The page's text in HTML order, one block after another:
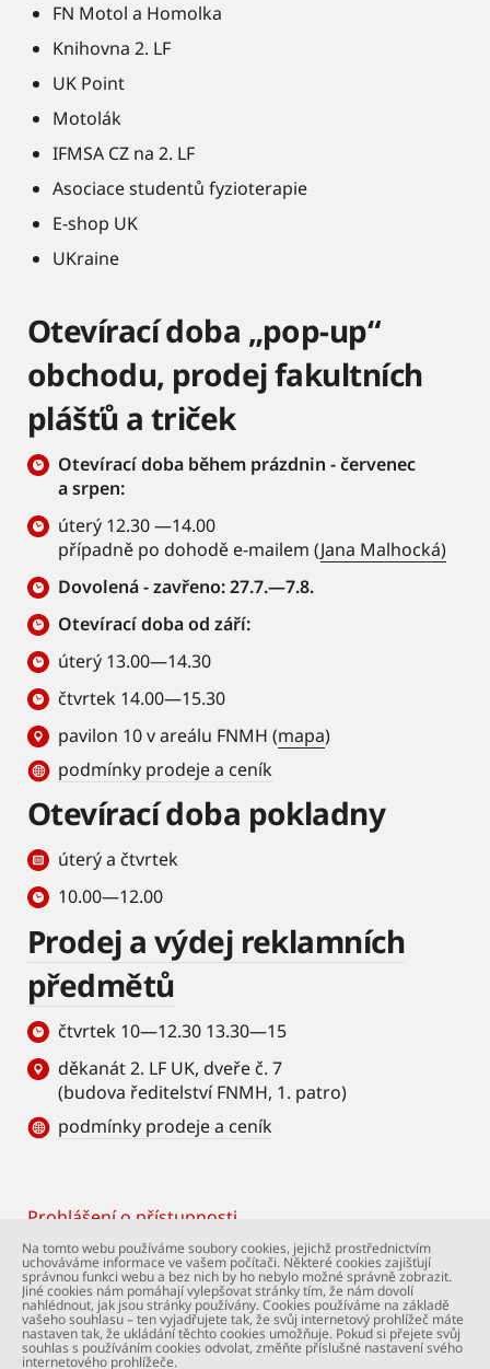
FN Motol a Homolka
Knihovna 2. LF
UK Point
Motolák
IFMSA CZ na 2. LF
Asociace studentů fyzioterapie
E-shop UK
UKraine
Otevírací doba „pop-up“
obchodu, prodej fakultních
plášťů a triček
Otevírací doba během prázdnin - červenec
a srpen:
úterý 12.30 —14.00
případně po dohodě e-mailem (Jana Malhocká)
Dovolená - zavřeno: 27.7.—7.8.
Otevírací doba od září:
úterý 13.00—14.30
čtvrtek 14.00—15.30
pavilon 10 v areálu FNMH (mapa)
podmínky prodeje a ceník
Otevírací doba pokladny
úterý a čtvrtek
10.00—12.00
Prodej a výdej reklamních
předmětů
čtvrtek 10—12.30 13.30—15
děkanát 2. LF UK, dveře č. 7
(budova ředitelství FNMH, 1. patro)
podmínky prodeje a ceník
Footer
Prohlášení o přístupnosti
© Univerzita Karlova – 2. lékařská fakulta. Všechna
práva vyhrazena. Foto: 2. LF a Shutterstock.com.
Podpora webu:webmaster@lfmotol.cuni.cz
Na tomto webu používáme soubory cookies, jejichž prostřednictvím
uchováváme informace ve vašem počítači. Některé cookies zajišťují
správnou funkci webu a bez nich by ho nebylo možné správně zobrazit.
Jiné cookies nám pomáhají vylepšovat stránky tím, že nám dovolí
nahlédnout, jak jsou stránky používány. Cookies používáme na základě
vašeho souhlasu – ten vyjadřujete tak, že svůj internetový prohlížeč máte
nastaven tak, že ukládání těchto cookies umožňuje. Pokud si přejete svůj
souhlas s používáním cookies odvolat, změňte příslušné nastavení svého
internetového prohlížeče.